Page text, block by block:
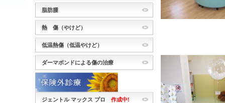
脂肪腫
熱 傷（やけど）
低温熱傷（低温やけど）
ダーマボンドによる傷の治療
ジェントル マックス プロ 作成中!